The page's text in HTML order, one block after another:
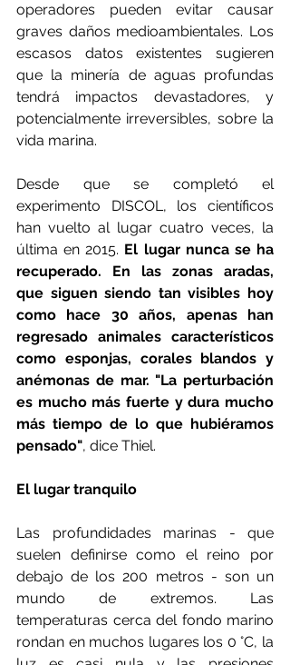
operadores pueden evitar causar
graves daños medioambientales. Los
escasos datos existentes sugieren
que la minería de aguas profundas
tendrá impactos devastadores, y
potencialmente irreversibles, sobre la
vida marina.
Desde que se completó el
experimento DISCOL, los científicos
han vuelto al lugar cuatro veces, la
última en 2015. El lugar nunca se ha
recuperado. En las zonas aradas,
que siguen siendo tan visibles hoy
como hace 30 años, apenas han
regresado animales característicos
como esponjas, corales blandos y
anémonas de mar. "La perturbación
es mucho más fuerte y dura mucho
más tiempo de lo que hubiéramos
pensado", dice Thiel.
El lugar tranquilo
Las profundidades marinas - que
suelen definirse como el reino por
debajo de los 200 metros - son un
mundo de extremos. Las
temperaturas cerca del fondo marino
rondan en muchos lugares los 0 °C, la